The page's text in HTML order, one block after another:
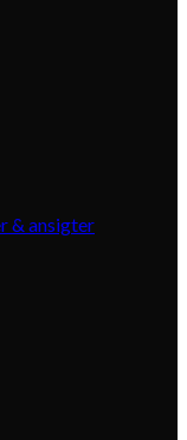
& ansigter